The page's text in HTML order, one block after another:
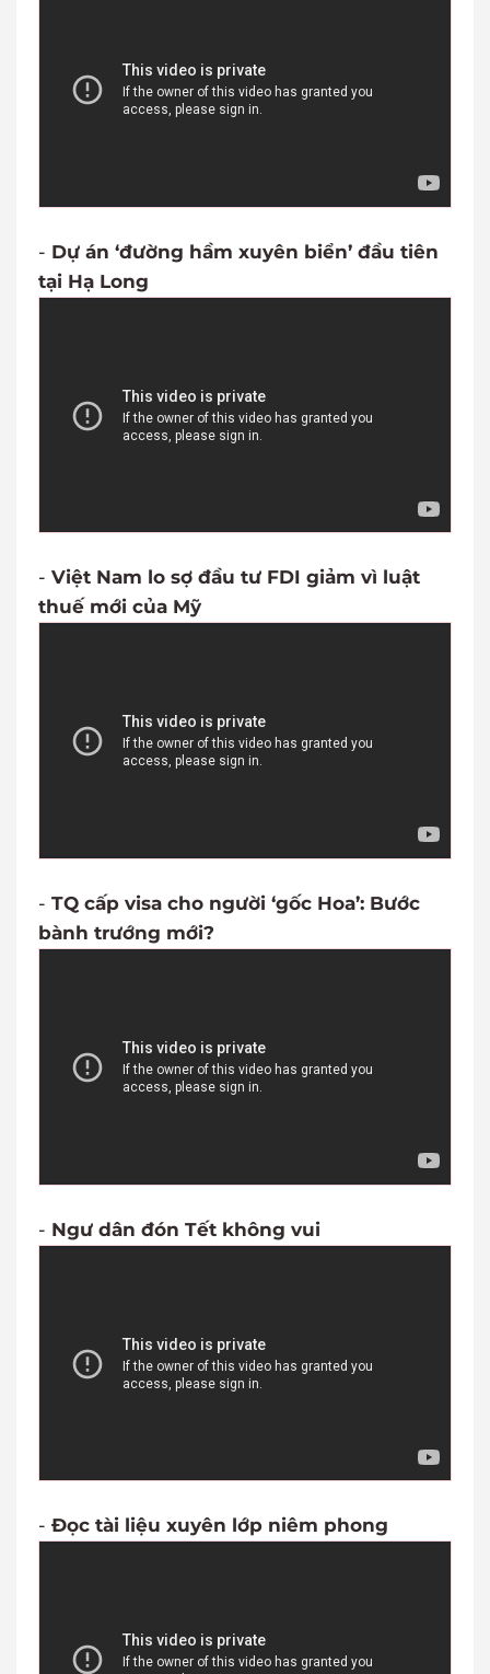
- Dự án ‘đường hầm xuyên biển’ đầu tiên
tại Hạ Long
- Việt Nam lo sợ đầu tư FDI giảm vì luật
thuế mới của Mỹ
- TQ cấp visa cho người ‘gốc Hoa’: Bước
bành trướng mới?
- Ngư dân đón Tết không vui
- Đọc tài liệu xuyên lớp niêm phong